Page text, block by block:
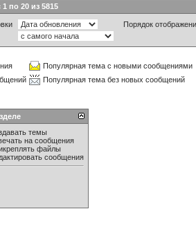
по 20 из 5815
Порядок
Популярная тема с новыми сообщениями
Популярная тема без новых сообщений
темы
на сообщения
файлы
сообщения